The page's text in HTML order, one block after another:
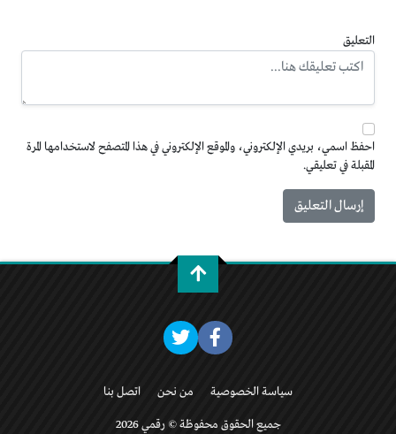
التعليق
احفظ اسمي، بريدي الإلكتروني، والموقع الإلكتروني في هذا المتصفح لاستخدامها المرة
المقبلة في تعليقي.
سياسة الخصوصية من نحن اتصل بنا
جميع الحقوق محفوظة © رقمي 2026